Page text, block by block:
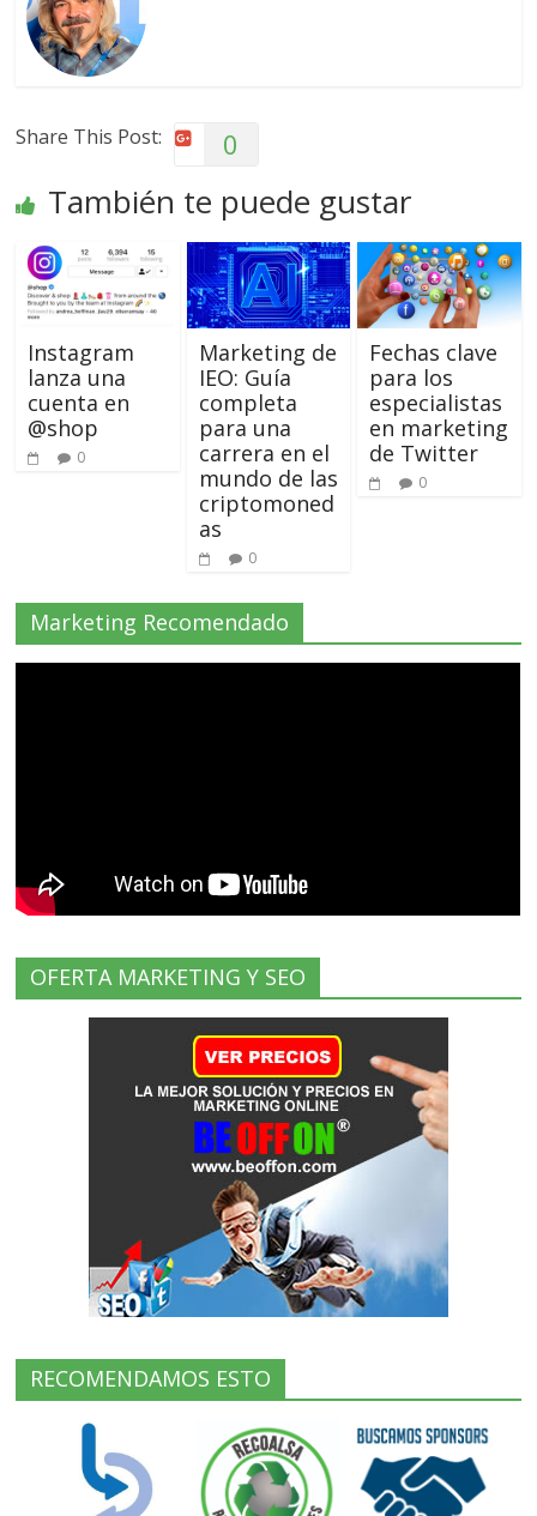
Share This Post: 0
También te puede gustar
Instagram
lanza una
cuenta en
@shop
0
Marketing de
IEO: Guía
completa
para una
carrera en el
mundo de las
criptomoned
as
0
Fechas clave
para los
especialistas
en marketing
de Twitter
0
Marketing Recomendado
OFERTA MARKETING Y SEO
RECOMENDAMOS ESTO